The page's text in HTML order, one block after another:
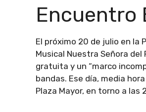
Encuentro
El próximo 20 de julio en la
Musical Nuestra Señora del
gratuita y un “marco
bandas. Ese día, media
Plaza Mayor, en torno a las